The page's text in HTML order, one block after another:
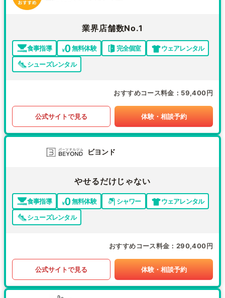
業界店舗数No.1
食事指導 無料体験 完全個室
ウェアレンタル
シューズレンタル
おすすめコース料金 59,400円
公式サイトで見る 体験・相談予約
ビヨンド
やせるだけじゃない
食事指導 無料体験 シャワー
ウェアレンタル
シューズレンタル
おすすめコース料金 290,400円
公式サイトで見る 体験・相談予約